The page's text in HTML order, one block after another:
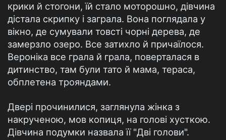
крики й стогони, їй стало моторошно, дівчина
дістала скрипку і заграла. Вона поглядала у
вікно, де сумували товсті чорні дерева, де
замерзло озеро. Все затихло й причаїлося.
Вероніка все грала й грала, поверталася в
дитинство, там були тато й мама, тераса,
обплетена трояндами.
Двері прочинилися, заглянула жінка з
накрученою, мов копиця, на голові хусткою.
Дівчина подумки назвала її "Дві голови".